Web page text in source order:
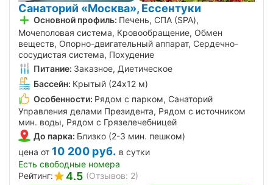
Санаторий «Москва», Ессентуки
Основной профиль: Печень, СПА (SPA),
Мочеполовая система, Кровообращение, Обмен
веществ, Опорно-двигательный аппарат, Сердечно-
сосудистая система, Похудение
Питание: Заказное, Диетическое
Бассейн: Крытый (24х12 м)
Особенности: Рядом с парком, Санаторий
Управления делами Президента, Рядом с источником
мин. воды, Рядом с Грязелечебницей
До парка: Близко (2-3 мин. пешком)
цена от 10 200 руб. в сутки
Есть свободные номера
Рейтинг:
4.5 (Отзывов: 2)